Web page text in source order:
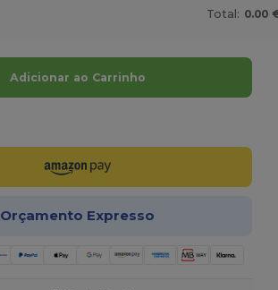
Total: 0.00
Adicionar ao Carrinho
Orçamento Expresso